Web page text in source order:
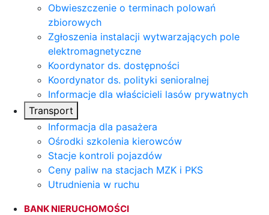
Obwieszczenie o terminach polowań
zbiorowych
Zgłoszenia instalacji wytwarzających pole
elektromagnetyczne
Koordynator ds. dostępności
Koordynator ds. polityki senioralnej
Informacje dla właścicieli lasów prywatnych
Transport
Informacja dla pasażera
Ośrodki szkolenia kierowców
Stacje kontroli pojazdów
Ceny paliw na stacjach MZK i PKS
Utrudnienia w ruchu
BANK NIERUCHOMOŚCI